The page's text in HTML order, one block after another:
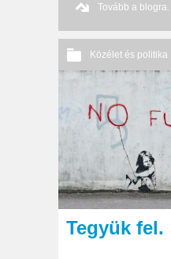
Tovább a blogra.
Közélet és politika
Nincs hozzászólás
Őri András
Tegyük fel.